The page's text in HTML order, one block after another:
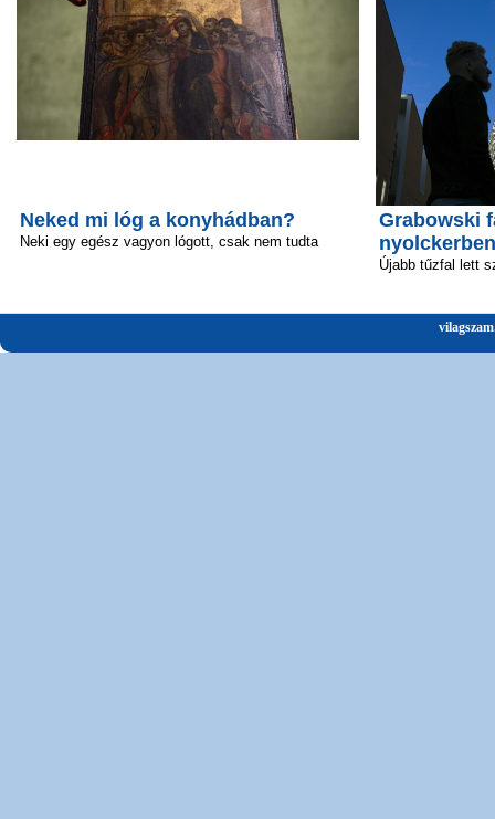
Neked mi lóg a konyhádban?
Neki egy egész vagyon lógott, csak nem tudta
Grabowski
nyolckerben
Újabb tűzfal lett